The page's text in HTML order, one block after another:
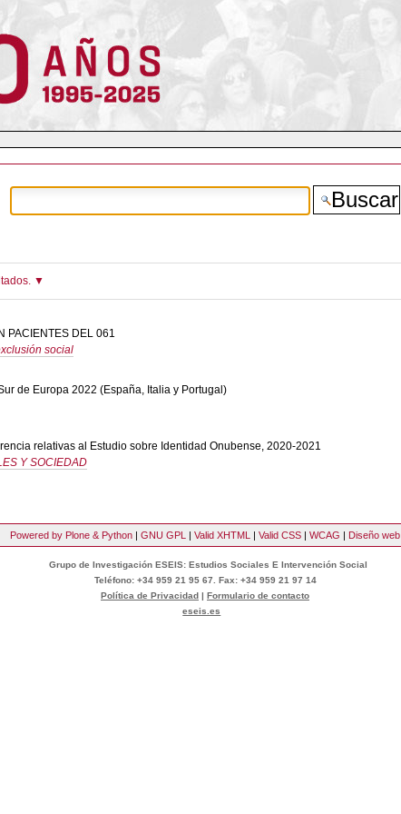
PACIENTES DEL 061
social
de Europa 2022 (España, Italia y Portugal)
relativas al Estudio sobre Identidad Onubense, 2020-2021
Y SOCIEDAD
Powered by Plone & Python | GNU GPL | Valid XHTML | Valid CSS | WCAG | Diseño web
Grupo de Investigación ESEIS: Estudios Sociales E Intervención Social
Teléfono: +34 959 21 95 67. Fax: +34 959 21 97 14
Política de Privacidad | Formulario de contacto
eseis.es